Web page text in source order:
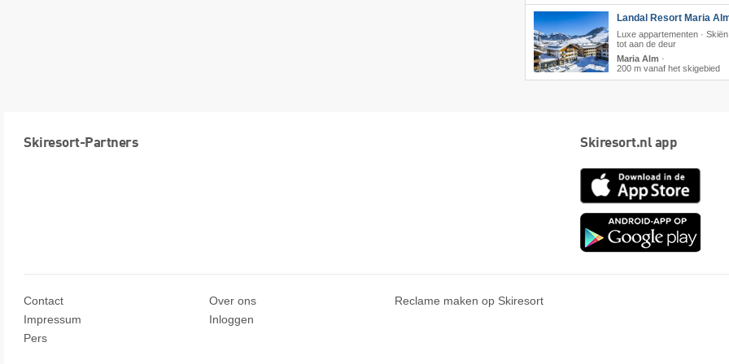
Landal Resort Maria
Luxe appartementen ·
tot aan de deur
Maria Alm ·
200 m vanaf het skigebied
Skiresort-Partners Skiresort.nl app
App
Contact
Impressum
Pers
Over ons
Inloggen
Reclame maken op Skiresort